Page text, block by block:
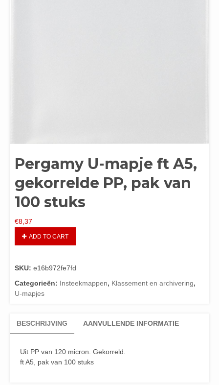
Pergamy U-mapje ft A5,
gekorrelde PP, pak van
100 stuks
€8,37
ADD TO CART
SKU: e16b972fe7fd
Categorieën: Insteekmappen, Klassement en archivering,
U-mapjes
BESCHRIJVING AANVULLENDE INFORMATIE
Uit PP van 120 micron. Gekorreld.
ft A5, pak van 100 stuks